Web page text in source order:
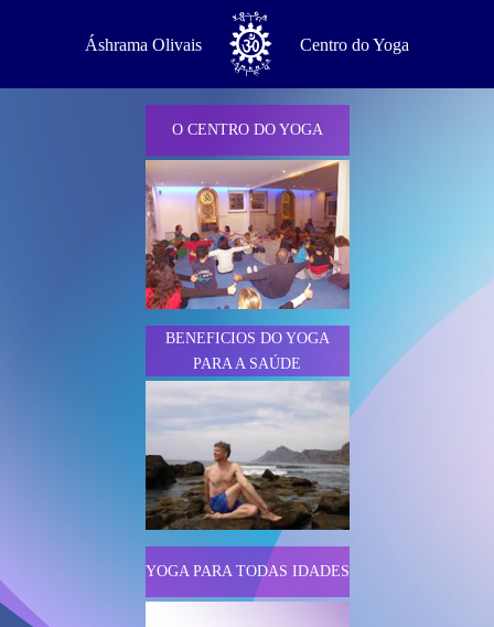
Áshrama Olivais Centro do Yoga
O CENTRO DO YOGA
BENEFICIOS DO YOGA
PARA A SAÚDE
YOGA PARA TODAS IDADES